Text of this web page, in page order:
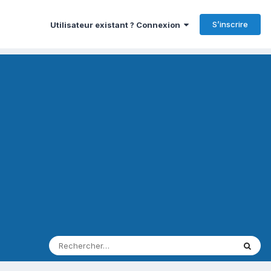
Utilisateur existant ? Connexion S’inscrire